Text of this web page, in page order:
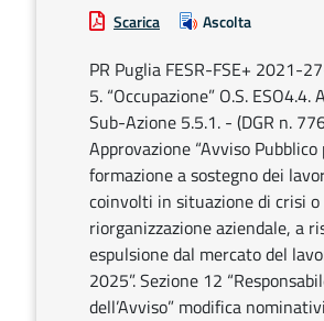
Scarica Ascolta
PR Puglia FESR-FSE+ 2021-
5. “Occupazione” O.S. ESO4.4.
Sub-Azione 5.5.1. - (DGR n.
Approvazione “Avviso Pubblico
formazione a sostegno dei
coinvolti in situazione di crisi o
riorganizzazione aziendale, a
espulsione dal mercato del
2025”. Sezione 12
dell’Avviso” modifica